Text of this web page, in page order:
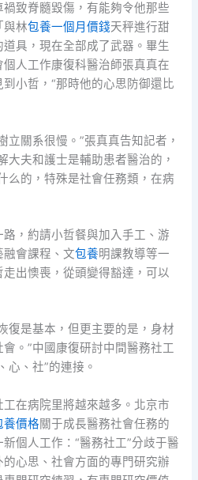
致脊髓毀傷，有能夠令他那些
與林包養一個月價錢天秤進行甜
道具，現在全部成了武器。畢生
人工作康復科醫治師張真真在
小哲，“那時他的心思防御還比
立關系很慢。”張真真告知記者，
大夫和護士是輔助患者醫治的，
么的，特殊是社會任務類，在病
，約請小哲餐與加入手工、游
融會課程、文包養明課教導等一
出懊喪，從頭變得豁達，可以
復是基本，但更主要的是，身材
。”中國康復研討中間醫務社工
心、社”的連接。
在病院里將越來越多。北京市
養價格關于成長醫務社會任務的
個人工作：“醫務社工”分歧于醫
心思、社會方面的專門研究辦